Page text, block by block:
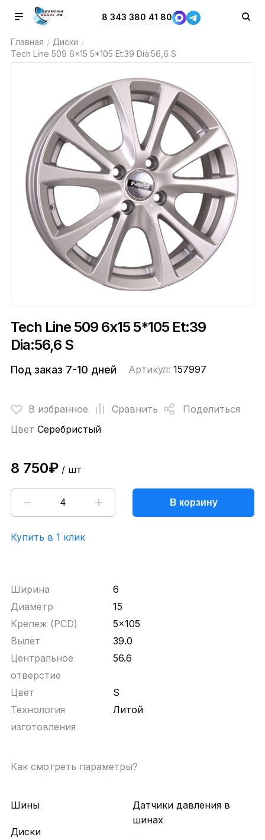
8 343 380 41 80
Главная / Диски /
Tech Line 509 6x15 5*105 Et:39 Dia:56,6 S
Tech Line 509 6x15 5*105 Et:39
Dia:56,6 S
Под заказ 7-10 дней Артикул: 157997
В избранное Сравнить
Поделиться
Цвет Серебристый
8 750₽/ шт
В корзину
Купить в 1 клик
Ширина
6
Диаметр
15
Крепеж (PCD)
5x105
Вылет
39.0
Центральное
отверстие
56.6
Цвет
S
Технология
изготовления
Литой
Как смотреть параметры?
Шины
Диски
Датчики давления в
шинах